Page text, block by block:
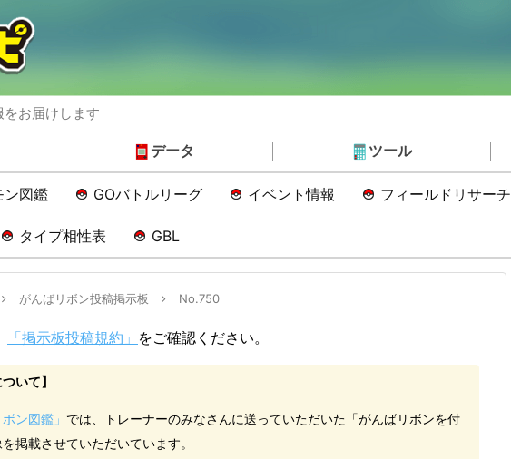
お届けします
データ ツール
ン図鑑 GOバトルリーグ イベント情報 フィールドリサーチ
タイプ相性表 GBL
がんばリボン投稿掲示板 No.750
「掲示板投稿規約」 をご確認ください。
いて】
ン図鑑」 では、トレーナーのみなさんに送っていただいた「がんばリボンを付
掲載させていただいています。